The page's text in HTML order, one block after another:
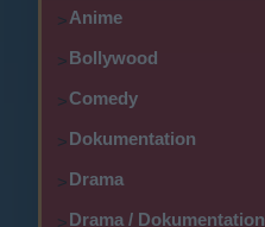
>Anime
>Bollywood
>Comedy
>Dokumentation
>Drama
>Drama / Dokumentation